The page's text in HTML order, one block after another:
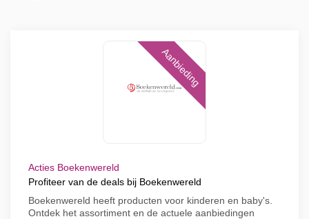
Aanbieding
Acties Boekenwereld
Profiteer van de deals bij Boekenwereld
Boekenwereld heeft producten voor kinderen en baby's.
Ontdek het assortiment en de actuele aanbiedingen